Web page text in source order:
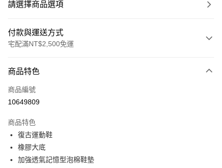
請選擇商品選項
付款與運送方式
宅配滿NT$2,500免運
信用卡一次付款
LINE Pay
相關說明
【大哥付你分期使用說明】
1.本服務由台灣大哥大提供，台灣大哥大用戶可立即使用無須另外申請。
2.付款方式選擇「大哥付你分期」，訂單成立後會自動跳轉到大哥付的交易
流程，驗證手機門號後，選擇欲分期的期數、繳款截止日，確認付款後即完
ATM付款
商品特色
商品編號
10649809
商品特色
復古運動鞋
橡膠大底
加強透氣記憶型泡棉鞋墊